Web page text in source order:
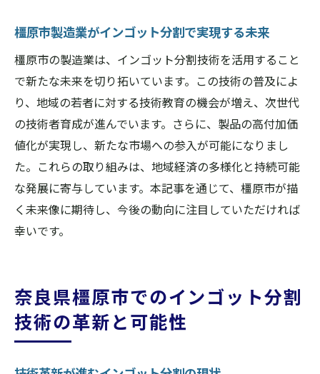
橿原市製造業がインゴット分割で実現する未来
橿原市の製造業は、インゴット分割技術を活用すること
で新たな未来を切り拓いています。この技術の普及によ
り、地域の若者に対する技術教育の機会が増え、次世代
の技術者育成が進んでいます。さらに、製品の高付加価
値化が実現し、新たな市場への参入が可能になりまし
た。これらの取り組みは、地域経済の多様化と持続可能
な発展に寄与しています。本記事を通じて、橿原市が描
く未来像に期待し、今後の動向に注目していただければ
幸いです。
奈良県橿原市でのインゴット分割
技術の革新と可能性